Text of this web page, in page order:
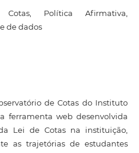
Política Afirmativa,
de dados
de Cotas do Instituto
ferramenta web desenvolvida
Lei de Cotas na instituição,
as trajetórias de estudantes